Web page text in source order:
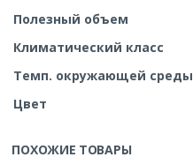
Полезный объем
Климатический класс
Темп. окружающей среды
Цвет
ПОХОЖИЕ ТОВАРЫ